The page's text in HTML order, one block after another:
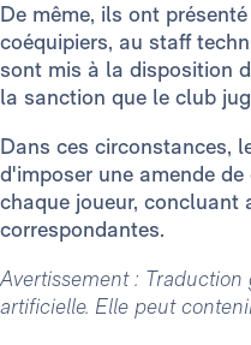
De même, ils ont
coéquipiers, au staff
sont mis à la disposition
la sanction que le club
Dans ces circonstances,
d'imposer une amende
chaque joueur, concluant
correspondantes.
Avertissement :
artificielle. Elle peut